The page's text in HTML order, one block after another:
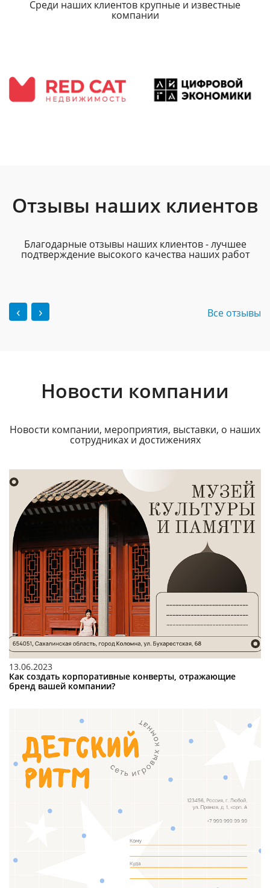
Среди наших клиентов крупные и известные
компании
Отзывы наших клиентов
Благодарные отзывы наших клиентов - лучшее
подтверждение высокого качества наших работ
‹ › Все отзывы
Новости компании
Новости компании, мероприятия, выставки, о наших
сотрудниках и достижениях
13.06.2023
Как создать корпоративные конверты, отражающие
бренд вашей компании?